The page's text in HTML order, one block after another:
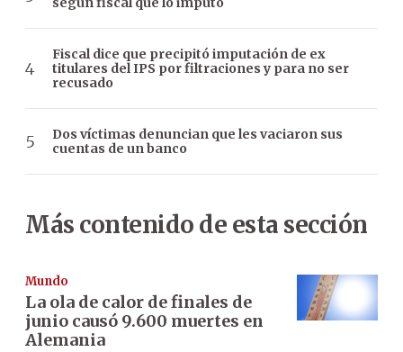
Fiscal dice que precipitó imputación de ex
titulares del IPS por filtraciones y para no ser
recusado
Dos víctimas denuncian que les vaciaron sus
cuentas de un banco
Más contenido de esta sección
Mundo
La ola de calor de finales de
junio causó 9.600 muertes en
Alemania